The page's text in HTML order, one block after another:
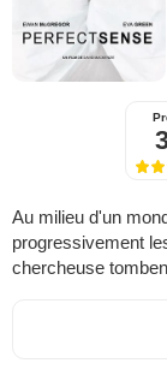
Au milieu d'un
progressivement
chercheuse